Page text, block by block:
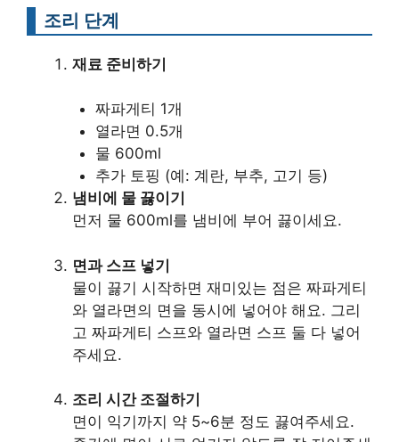
조리 단계
재료 준비하기
짜파게티 1개
열라면 0.5개
물 600ml
추가 토핑 (예: 계란, 부추, 고기 등)
냄비에 물 끓이기
먼저 물 600ml를 냄비에 부어 끓이세요.
면과 스프 넣기
물이 끓기 시작하면 재미있는 점은 짜파게티
와 열라면의 면을 동시에 넣어야 해요. 그리
고 짜파게티 스프와 열라면 스프 둘 다 넣어
주세요.
조리 시간 조절하기
면이 익기까지 약 5~6분 정도 끓여주세요.